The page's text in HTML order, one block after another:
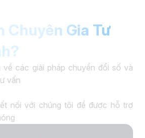
Chuyên Gia Tư
về các giải pháp chuyển đổi số và
vấn
nối với chúng tôi để được hỗ trợ